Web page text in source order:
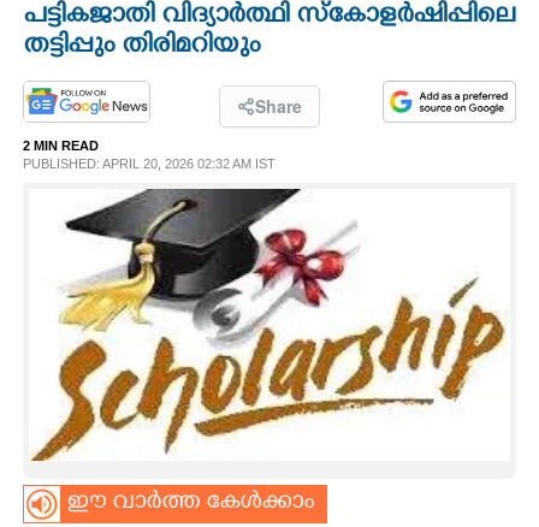
OPINION
LIFESTYLE
SPIRITUAL
ASTRO
പട്ടികജാതി വിദ്യാർത്ഥി സ്കോളർഷിപ്പിലെ
തട്ടിപ്പും തിരിമറിയും
Share
2 MIN READ
PUBLISHED: APRIL 20, 2026 02:32 AM IST
ഈ വാർത്ത കേൾക്കാം